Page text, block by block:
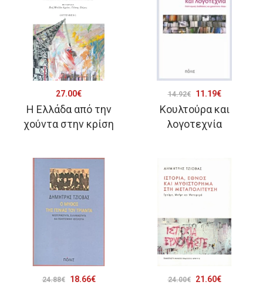
Η Ελλάδα από την
χούντα στην κρίση
27.00€
Κουλτούρα και
λογοτεχνία
14.92€
Original
price
was:
11.19€Η
τρέχουσα
τιμή
24.88€
Original
18.66€Η
24.00€
Original
21.60€Η